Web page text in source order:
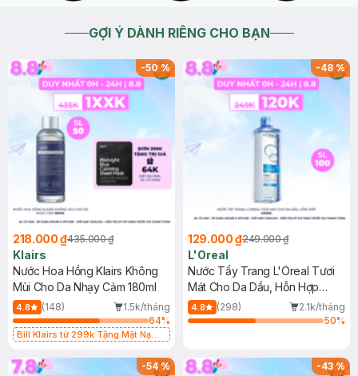
GỢI Ý DÀNH RIÊNG CHO BẠN
-50%
218.000 ₫435.000 ₫
Klairs
Nước Hoa Hồng Klairs Không
Mùi Cho Da Nhạy Cảm 180ml
4.8 (148)
1.5k/tháng
64%
Bill Klairs từ 299k Tặng Mặt Nạ
25ml (SL Có Hạn)
-48%
129.000 ₫249.000 ₫
L'Oreal
Nước Tẩy Trang L'Oreal Tươi
Mát Cho Da Dầu, Hỗn Hợp
400ml
4.8 (298)
2.1k/tháng
50%
-54% -43%